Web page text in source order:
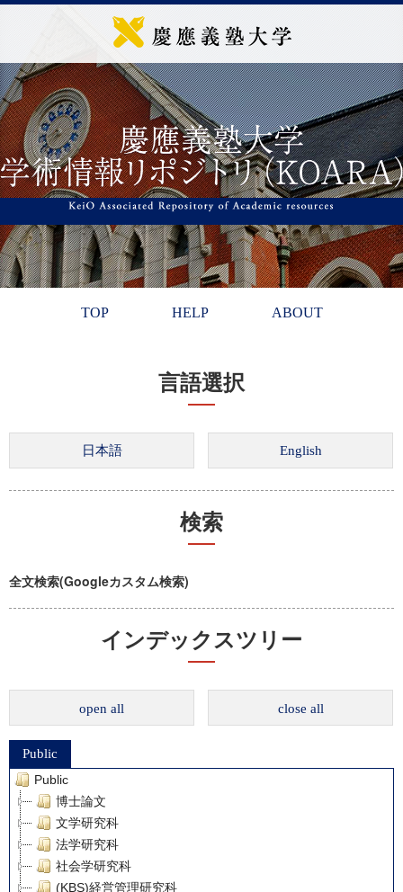
TOP HELP ABOUT
言語選択
検索
全文検索(Googleカスタム検索)
インデックスツリー
open all close all
Public
Public
博士論文
文学研究科
法学研究科
社会学研究科
(KBS)経営管理研究科